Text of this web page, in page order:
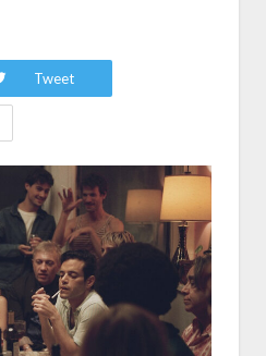
Tweet